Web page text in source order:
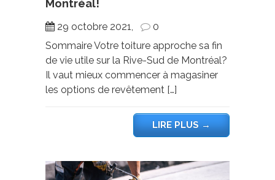
Montréal!
29 octobre 2021,
0
Sommaire Votre toiture approche sa fin
de vie utile sur la Rive-Sud de Montréal?
Il vaut mieux commencer à magasiner
les options de revêtement […]
LIRE PLUS→